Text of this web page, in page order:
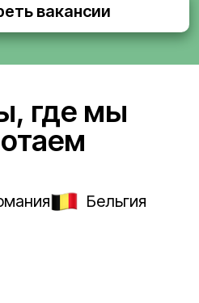
вакансии
где мы
Бельгия